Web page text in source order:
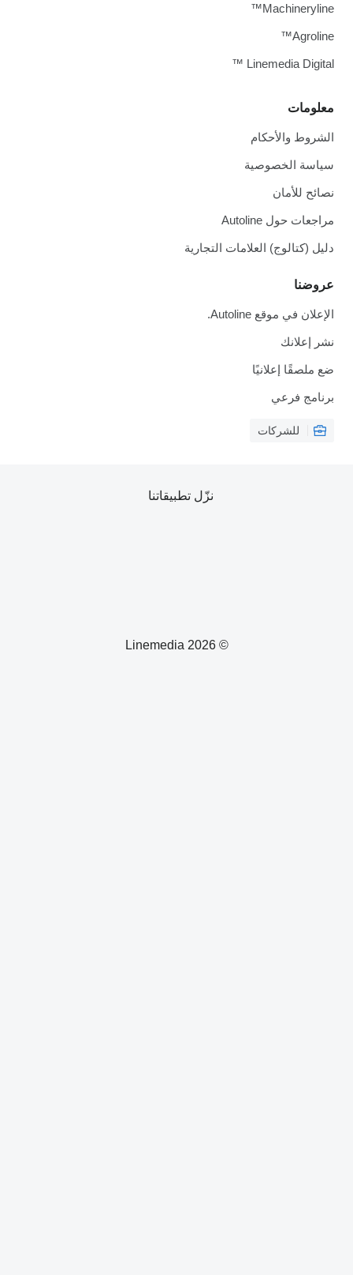
معلومات
الشروط والأحكام
سياسة الخصوصية
نصائح للأمان
مراجعات حول Autoline
دليل (كتالوج) العلامات التجارية
عروضنا
الإعلان في موقع Autoline.
نشر إعلانك
ضع ملصقًا إعلانيًا
برنامج فرعي
للشركات
Machineryline™
Agroline™
Linemedia Digital ™
© 2026 Linemedia
نزّل تطبيقاتنا